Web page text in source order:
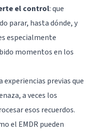
el control: que
parar, hasta dónde, y
especialmente
momentos en los
experiencias previas que
a veces los
esos recuerdos.
el EMDR pueden